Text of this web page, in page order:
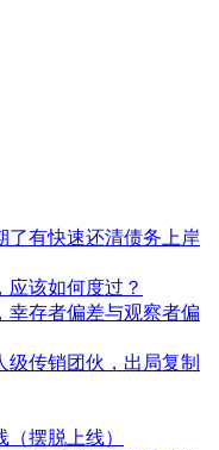
了有快速还清债务上岸
应该如何度过？
幸存者偏差与观察者偏
级传销团伙，出局复制
摆脱上线）